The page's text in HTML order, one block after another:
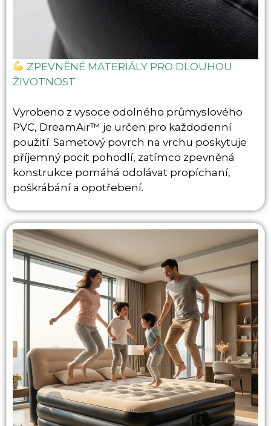
ZPEVNĚNÉ MATERIÁLY PRO DLOUHOU
ŽIVOTNOST
Vyrobeno z vysoce odolného průmyslového
PVC, DreamAir™ je určen pro každodenní
použití. Sametový povrch na vrchu poskytuje
příjemný pocit pohodlí, zatímco zpevněná
konstrukce pomáhá odolávat propíchaní,
poškrábání a opotřebení.